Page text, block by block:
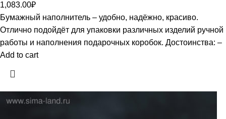
1,083.00₽
Бумажный наполнитель – удобно, надёжно, красиво.
Отлично подойдёт для упаковки различных изделий ручной
работы и наполнения подарочных коробок. Достоинства: –
Add to cart